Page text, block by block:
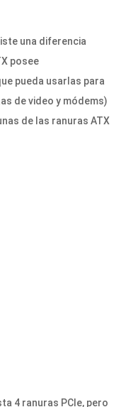
una diferencia
posee
pueda usarlas para
de video y módems)
de las ranuras ATX
4 ranuras PCIe, pero